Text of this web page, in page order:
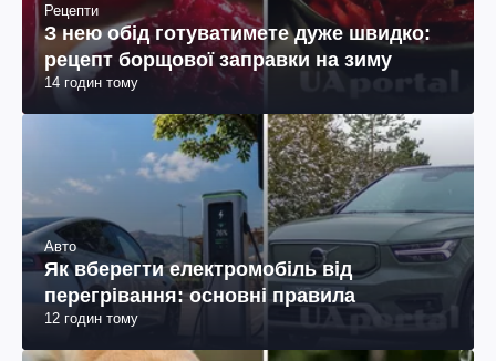
Рецепти
З нею обід готуватимете дуже швидко:
рецепт борщової заправки на зиму
14 годин тому
Авто
Як вберегти електромобіль від
перегрівання: основні правила
12 годин тому